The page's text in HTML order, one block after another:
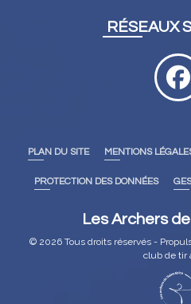
RÉSEAUX
PLAN DU SITE MENTIONS
PROTECTION DES DONNÉES
Les Archers
© 2026 Tous droits réservés -
club de tir